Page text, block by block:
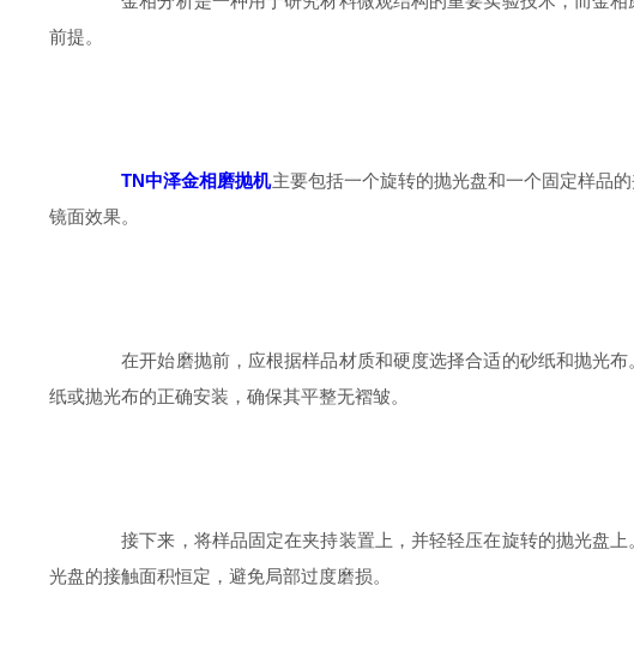
前提。
TN中泽金相磨抛机主要包括一个旋转的抛光盘和一个固定样品
镜面效果。
在开始磨抛前，应根据样品材质和硬度选择合适的砂纸和抛光布
纸或抛光布的正确安装，确保其平整无褶皱。
接下来，将样品固定在夹持装置上，并轻轻压在旋转的抛光盘上
光盘的接触面积恒定，避免局部过度磨损。